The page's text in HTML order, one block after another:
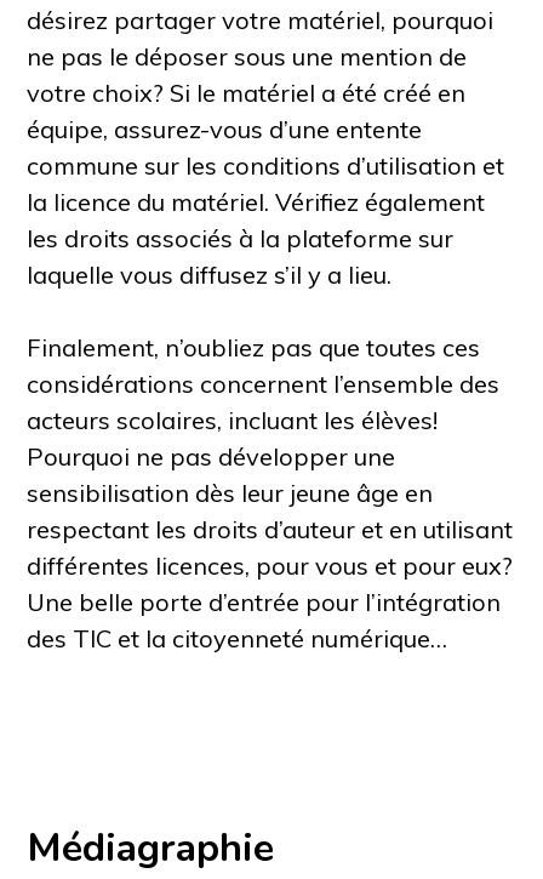
désirez partager votre matériel, pourquoi
ne pas le déposer sous une mention de
votre choix? Si le matériel a été créé en
équipe, assurez-vous d’une entente
commune sur les conditions d’utilisation et
la licence du matériel. Vérifiez également
les droits associés à la plateforme sur
laquelle vous diffusez s’il y a lieu.
Finalement, n’oubliez pas que toutes ces
considérations concernent l’ensemble des
acteurs scolaires, incluant les élèves!
Pourquoi ne pas développer une
sensibilisation dès leur jeune âge en
respectant les droits d’auteur et en utilisant
différentes licences, pour vous et pour eux?
Une belle porte d’entrée pour l’intégration
des TIC et la citoyenneté numérique…
Médiagraphie